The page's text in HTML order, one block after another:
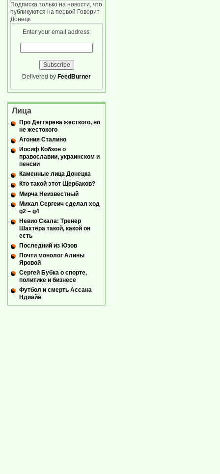
Подписка только на новости, что
публикуются на первой Говорит
Донецк
Enter your email address:
Delivered by FeedBurner
Лица
Про Дегтярева жесткого, но
не жестокого
Агония Сталино
Иосиф Кобзон о
православии, украинском и
пенсии
Каменные лица Донецка
Кто такой этот Щербаков?
Мирча Неизвестный
Михал Сергеич сделал ход
g2 – g4
Невио Скала: Тренер
Шахтёра такой, какой он
есть
Последний из Юзов
Почти монолог Алины
Яровой
Сергей Бубка о спорте,
политике и бизнесе
Футбол и смерть Ассана
Ндиайе